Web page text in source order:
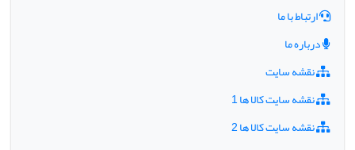
ارتباط با ما
درباره ما
نقشه سایت
نقشه سایت کالا ها 1
نقشه سایت کالا ها 2